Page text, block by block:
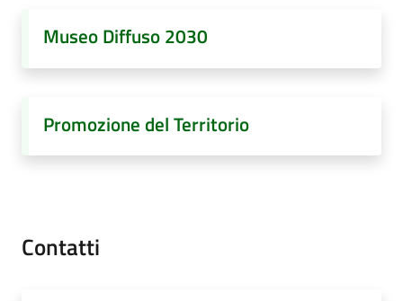
Museo Diffuso 2030
Promozione del Territorio
Contatti